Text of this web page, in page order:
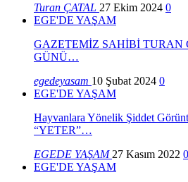
Turan ÇATAL 27 Ekim 2024 0
EGE'DE YAŞAM
GAZETEMİZ SAHİBİ TURAN
GÜNÜ…
egedeyasam 10 Şubat 2024 0
EGE'DE YAŞAM
Hayvanlara Yönelik Şiddet
“YETER”…
EGEDE YAŞAM 27 Kasım 2022 0
EGE'DE YAŞAM